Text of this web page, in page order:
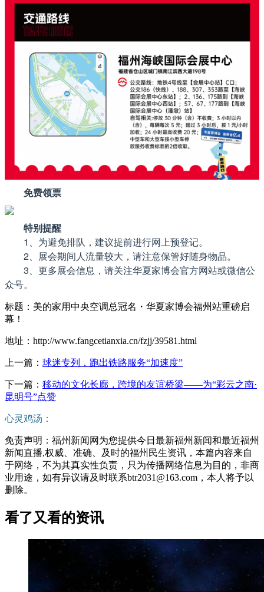
免费领票
特别提醒
1、为避免排队，建议提前进行网上预登记。
2、展会期间人流量较大，请注意保管好随身物品。
3、更多展会信息，请关注华夏家博会官方网站或微信公
众号。
标题：美的家用中央空调总冠名・华夏家博会福州站重磅启
幕！
地址：http://www.fangcetianxia.cn/fzjj/39581.html
上一篇： 球迷专列，跑出铁路服务“加速度”
下一篇： 移动的文化长廊，跨境的友谊桥梁——为“彩云之南·
昆明号”点赞
心灵鸡汤：
免责声明：福州新闻网为您提供今日最新福州新闻和最近福州
新闻直播,权威、准确、及时的福州民生资讯，本篇内容来自
于网络，不为其真实性负责，只为传播网络信息为目的，非商
业用途，如有异议请及时联系btr2031@163.com，本人将予以
删除。
看了又看的资讯